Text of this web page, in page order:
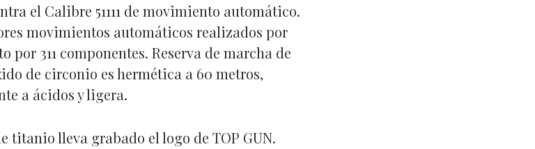
el Calibre 51111 de movimiento automático.
movimientos automáticos realizados por
por 311 componentes. Reserva de marcha de
de circonio es hermética a 60 metros,
a ácidos y ligera.
titanio lleva grabado el logo de TOP GUN.